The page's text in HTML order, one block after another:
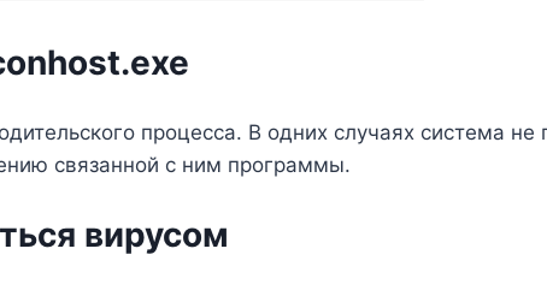
процесса. В одних случаях система не
связанной с ним программы.
вирусом